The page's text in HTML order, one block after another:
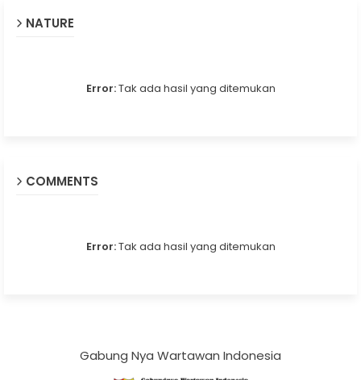
NATURE
Error:Tak ada hasil yang ditemukan
COMMENTS
Error:Tak ada hasil yang ditemukan
Gabung Nya Wartawan Indonesia